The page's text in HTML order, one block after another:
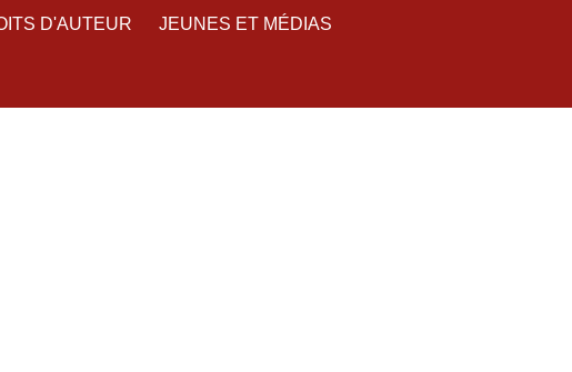
D'AUTEUR JEUNES ET MÉDIAS